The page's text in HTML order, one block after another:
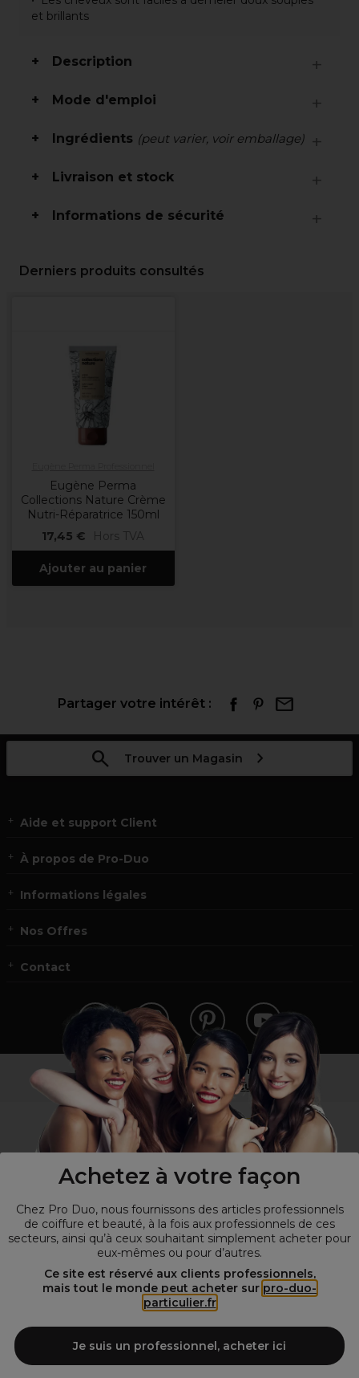
Achetez à votre façon
Chez Pro Duo, nous fournissons des articles professionnels
de coiffure et beauté, à la fois aux professionnels de ces
secteurs, ainsi qu’à ceux souhaitant simplement acheter pour
eux-mêmes ou pour d’autres.
Ce site est réservé aux clients professionnels,
mais tout le monde peut acheter sur pro-duo-
particulier.fr
Je suis un professionnel, acheter ici
et brillants
Description
Mode d'emploi
Ingrédients (peut varier, voir emballage)
Livraison et stock
Informations de sécurité
Derniers produits consultés
Eugène Perma
Collections Nature Crème
Nutri-Réparatrice 150ml
17,45 €
Hors TVA
Ajouter au panier
Partager votre intérêt :
Trouver un Magasin
Aide et support Client
À propos de Pro-Duo
Informations légales
Nos Offres
Contact
Vous n’êtes pas un professionnel ?
Visitez notre site pour les particuliers!
Spécialiste de la coiffure et de la beauté, nous vous proposons une
large sélection de produits professionnels pour la coiffure et
Duo le fournisseur incontournable des salons de coiffure et instituts
de beauté! Notre gamme de produits s’adresse également à tous ceux
qui sont à la recherche de produits et d'accessoires de coiffure et de